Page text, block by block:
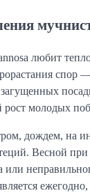
любит
спор
молодых
дождем, на
Весной
или